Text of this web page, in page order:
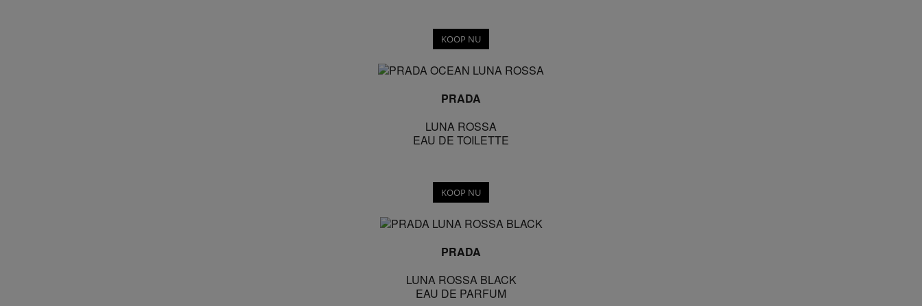
KOOP NU
PRADA
LUNA ROSSA
EAU DE TOILETTE
KOOP NU
PRADA
LUNA ROSSA BLACK
EAU DE PARFUM